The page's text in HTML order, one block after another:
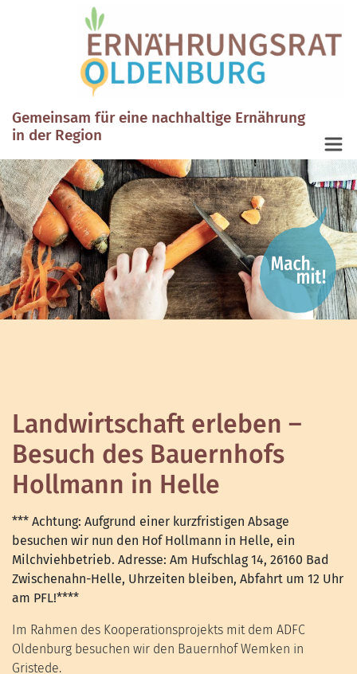
Gemeinsam für eine nachhaltige Ernährung
in der Region
Landwirtschaft erleben –
Besuch des Bauernhofs
Hollmann in Helle
*** Achtung: Aufgrund einer kurzfristigen Absage
besuchen wir nun den Hof Hollmann in Helle, ein
Milchviehbetrieb. Adresse: Am Hufschlag 14, 26160 Bad
Zwischenahn-Helle, Uhrzeiten bleiben, Abfahrt um 12 Uhr
am PFL!****
Im Rahmen des Kooperationsprojekts mit dem ADFC
Oldenburg besuchen wir den Bauernhof Wemken in
Gristede.